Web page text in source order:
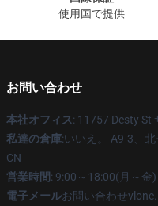
使用国で提供
お問い合わせ
本社オフィス: 11757 Desty St
私達の倉庫:いいえ。 A9-3、
CN
営業時間: 9:00～18:00(月～金)
電子メールお問い合わせ